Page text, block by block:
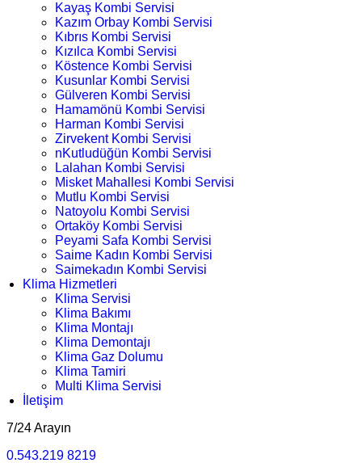
Kayaş Kombi Servisi
Kazım Orbay Kombi Servisi
Kıbrıs Kombi Servisi
Kızılca Kombi Servisi
Köstence Kombi Servisi
Kusunlar Kombi Servisi
Gülveren Kombi Servisi
Hamamönü Kombi Servisi
Harman Kombi Servisi
Zirvekent Kombi Servisi
nKutludüğün Kombi Servisi
Lalahan Kombi Servisi
Misket Mahallesi Kombi Servisi
Mutlu Kombi Servisi
Natoyolu Kombi Servisi
Ortaköy Kombi Servisi
Peyami Safa Kombi Servisi
Saime Kadın Kombi Servisi
Saimekadın Kombi Servisi
Klima Hizmetleri
Klima Servisi
Klima Bakımı
Klima Montajı
Klima Demontajı
Klima Gaz Dolumu
Klima Tamiri
Multi Klima Servisi
İletişim
7/24 Arayın
0.543.219 8219